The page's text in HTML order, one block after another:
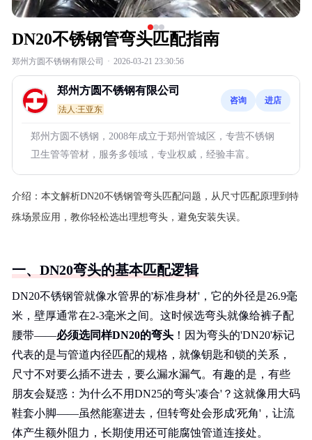
DN20不锈钢管弯头匹配指南
郑州方圆不锈钢有限公司 · 2026-03-21 23:30:56
郑州方圆不锈钢有限公司
法人:王亚东
咨询 进店
郑州方圆不锈钢，2008年成立于郑州管城区，专营不锈钢
卫生管等管材，服务多领域，专业权威，经验丰富。
介绍： 本文解析DN20不锈钢管弯头匹配问题，从尺寸匹配原理到特
殊场景应用，教你轻松选出理想弯头，避免安装失误。
一、DN20弯头的基本匹配逻辑
DN20不锈钢管就像水管界的'标准身材'，它的外径是26.9毫
米，壁厚通常在2-3毫米之间。这时候选弯头就像给裤子配
腰带——必须选同样DN20的弯头 ！因为弯头的'DN20'标记
代表的是与管道内径匹配的规格，就像钥匙和锁的关系，
尺寸不对要么插不进去，要么漏水漏气。有趣的是，有些
朋友会疑惑：为什么不用DN25的弯头'凑合'？这就像用大码
鞋套小脚——虽然能塞进去，但转弯处会形成'死角'，让流
体产生额外阻力，长期使用还可能腐蚀管道连接处。